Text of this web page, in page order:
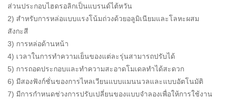
ส่วนประกอบไฮดรอลิกเป็นแบรนด์ไต้หวัน
2) สำหรับการหล่อแบบแรงโน้มถ่วงด้วยอลูมิเนียมและโลหะผสม
สังกะสี
3) การหล่อด้านหน้า
4) เวลาในการทำความเย็นของแต่ละรุ่นสามารถปรับได้
5) การถอดประกอบและทำความสะอาดโมเดลทำได้สะดวก
6) มีสองฟังก์ชั่นของการไหลเวียนแบบแมนนวลและแบบอัตโนมัติ
7) มีการกำหนดช่วงการปรับเปลี่ยนของแบบจำลองเพื่อให้การใช้งาน